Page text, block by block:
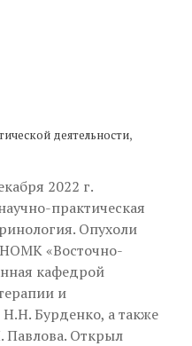
деятельности,
2022 г.
практическая
Опухоли
«Восточно-
кафедрой
и
Бурденко, а также
Открыл